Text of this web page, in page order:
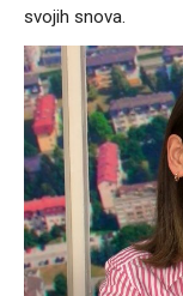
svojih snova.